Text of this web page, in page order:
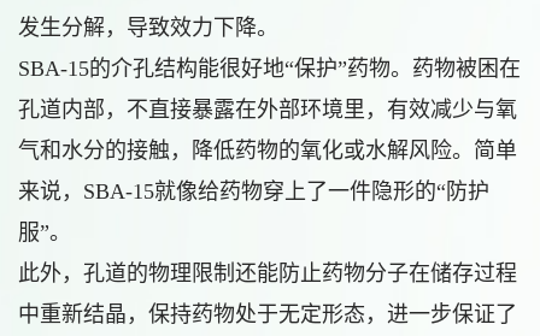
发生分解，导致效力下降。
SBA-15的介孔结构能很好地“保护”药物。药物被困在
孔道内部，不直接暴露在外部环境里，有效减少与氧
气和水分的接触，降低药物的氧化或水解风险。简单
来说，SBA-15就像给药物穿上了一件隐形的“防护
服”。
此外，孔道的物理限制还能防止药物分子在储存过程
中重新结晶，保持药物处于无定形态，进一步保证了